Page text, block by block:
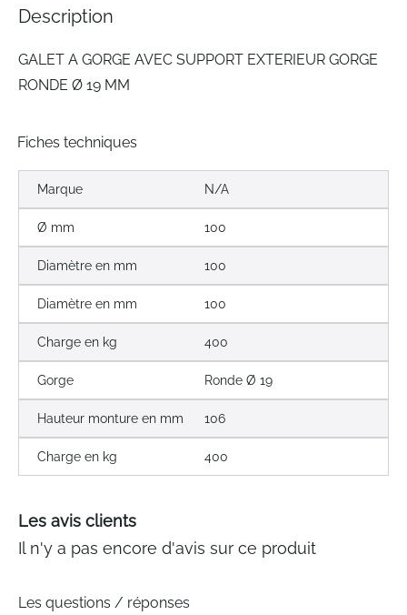
Description
GALET A GORGE AVEC SUPPORT EXTERIEUR GORGE
RONDE Ø 19 MM
Fiches techniques
Marque N/A
Ø mm 100
Diamètre en mm 100
Diamètre en mm 100
Charge en kg 400
Gorge Ronde Ø 19
Hauteur monture en mm 106
Charge en kg 400
Les avis clients
Il n'y a pas encore d'avis sur ce produit
Les questions / réponses